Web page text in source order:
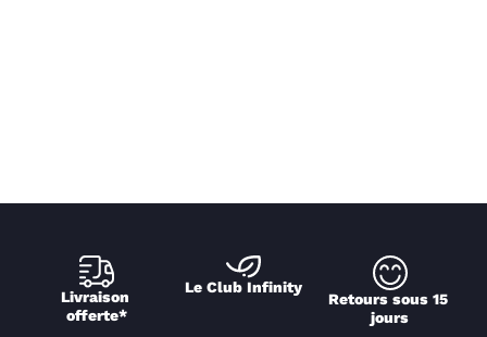
Livraison
offerte*
Le Club Infinity
Retours sous 15
jours